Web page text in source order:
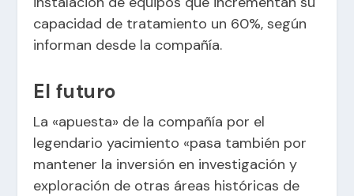
capacidad de tratamiento un 60%, según
informan desde la compañía.
El futuro
La «apuesta» de la compañía por el
legendario yacimiento «pasa también por
mantener la inversión en investigación y
exploración de otras áreas históricas de